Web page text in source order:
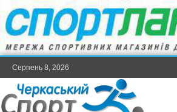
Серпень 8, 2026